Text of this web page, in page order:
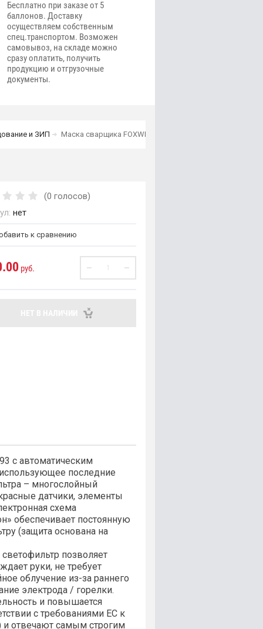
Бесплатно при заказе от 5
баллонов. Доставку
осуществляем собственным
спец.транспортом. Возможен
самовывоз, на складе можно
сразу оплатить, получить
продукцию и отгрузочные
документы.
и ЗИП Маска сварщика FOXWELD GEFEST 9500V красная
(0 голосов)
нет
к сравнению
руб.
с автоматическим
последние
– многослойный
датчики, элементы
схема
обеспечивает постоянную
(защита основана на
позволяет
руки, не требует
облучение из-за раннего
электрода / горелки.
и повышается
с требованиями ЕС к
отвечают самым строгим